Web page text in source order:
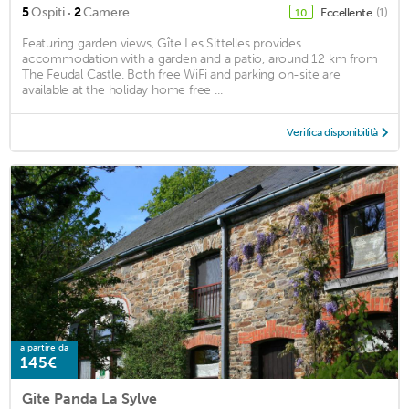
5Ospiti · 2Camere 10 Eccellente (1)
Featuring garden views, Gîte Les Sittelles provides
accommodation with a garden and a patio, around 12 km from
The Feudal Castle. Both free WiFi and parking on-site are
available at the holiday home free ...
Verifica disponibilità
a partire da
145€
Gite Panda La Sylve